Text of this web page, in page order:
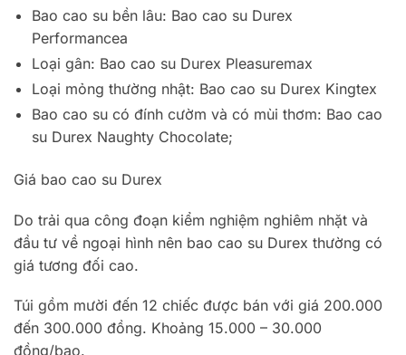
Bao cao su bền lâu: Bao cao su Durex
Performancea
Loại gân: Bao cao su Durex Pleasuremax
Loại mỏng thường nhật: Bao cao su Durex Kingtex
Bao cao su có đính cườm và có mùi thơm: Bao cao
su Durex Naughty Chocolate;
Giá bao cao su Durex
Do trải qua công đoạn kiểm nghiệm nghiêm nhặt và
đầu tư về ngoại hình nên bao cao su Durex thường có
giá tương đối cao.
Túi gồm mười đến 12 chiếc được bán với giá 200.000
đến 300.000 đồng. Khoảng 15.000 – 30.000
đồng/bao.